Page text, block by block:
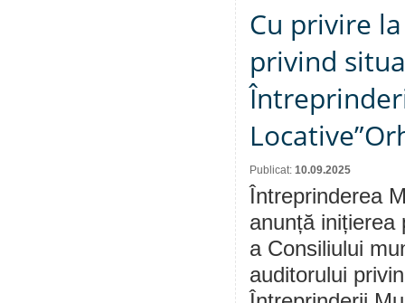
Cu privire
privind
Publicat: 10.09.2025
Întreprinderea
anunță inițierea
a Consiliului
auditorului